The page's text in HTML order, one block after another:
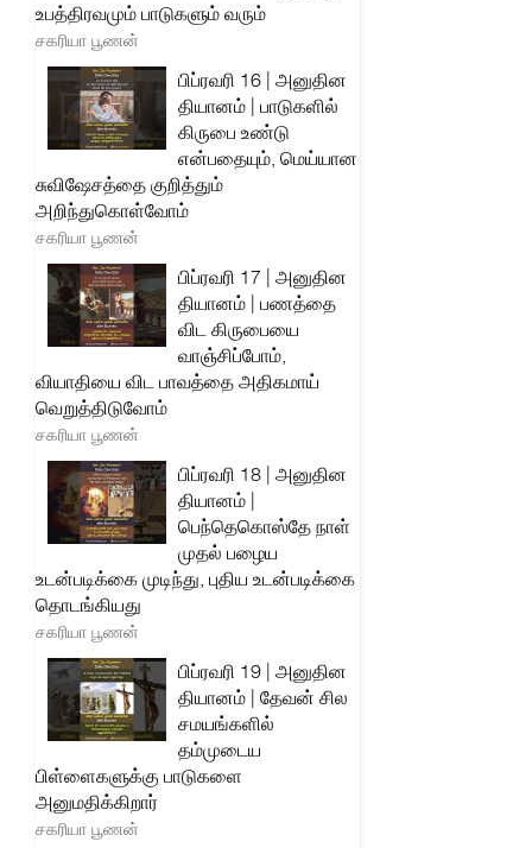
உபத்திரவமும் பாடுகளும் வரும்
சகரியா பூணன்
பிப்ரவரி 16 | அனுதின
தியானம் | பாடுகளில்
கிருபை உண்டு
என்பதையும், மெய்யான
சுவிஷேசத்தை குறித்தும்
அறிந்துகொள்வோம்
சகரியா பூணன்
பிப்ரவரி 17 | அனுதின
தியானம் | பணத்தை
விட கிருபையை
வாஞ்சிப்போம்,
வியாதியை விட பாவத்தை அதிகமாய்
வெறுத்திடுவோம்
சகரியா பூணன்
பிப்ரவரி 18 | அனுதின
தியானம் |
பெந்தெகொஸ்தே நாள்
முதல் பழைய
உடன்படிக்கை முடிந்து, புதிய உடன்படிக்கை
தொடங்கியது
சகரியா பூணன்
பிப்ரவரி 19 | அனுதின
தியானம் | தேவன் சில
சமயங்களில்
தம்முடைய
பிள்ளைகளுக்கு பாடுகளை
அனுமதிக்கிறார்
சகரியா பூணன்